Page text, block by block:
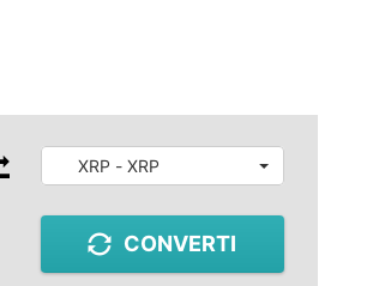
XRP - XRP
CONVERTI